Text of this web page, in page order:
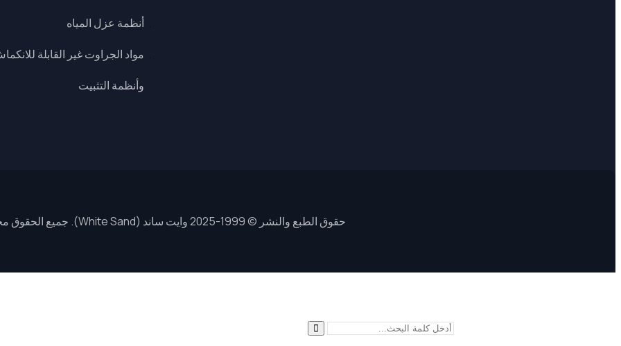
أنظمة عزل المياه
مواد الجراوت غير القابلة
وأنظمة التثبيت
حقوق الطبع والنشر © 1999-2025 وايت ساند (White Sand). جميع الحقوق محفوظة.